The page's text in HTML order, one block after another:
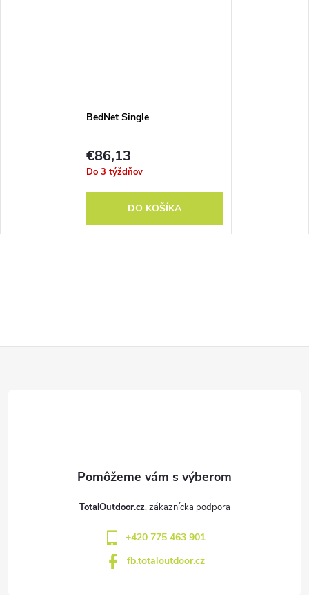
BedNet Single
€86,13
Do 3 týždňov
DO KOŠÍKA
TotalOutdoor.cz
+420 775 463 901
fb.totaloutdoor.cz